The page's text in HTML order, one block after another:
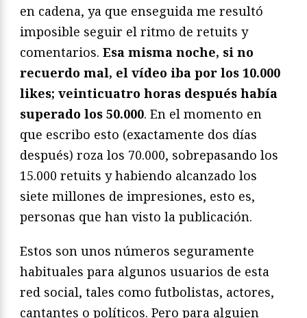
en cadena, ya que enseguida me resultó
imposible seguir el ritmo de retuits y
comentarios. Esa misma noche, si no
recuerdo mal, el vídeo iba por los 10.000
likes; veinticuatro horas después había
superado los 50.000. En el momento en
que escribo esto (exactamente dos días
después) roza los 70.000, sobrepasando los
15.000 retuits y habiendo alcanzado los
siete millones de impresiones, esto es,
personas que han visto la publicación.
Estos son unos números seguramente
habituales para algunos usuarios de esta
red social, tales como futbolistas, actores,
cantantes o políticos. Pero para alguien